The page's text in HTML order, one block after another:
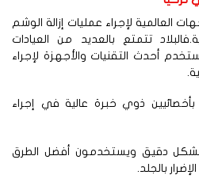
لإجراء عمليات إزالة الوشم
تتمتع بالعديد من العيادات
أحدث التقنيات والأجهزة لإجراء
ذوي خبرة عالية في إجراء
دقيق ويستخدمون أفضل الطرق
بالجلد.